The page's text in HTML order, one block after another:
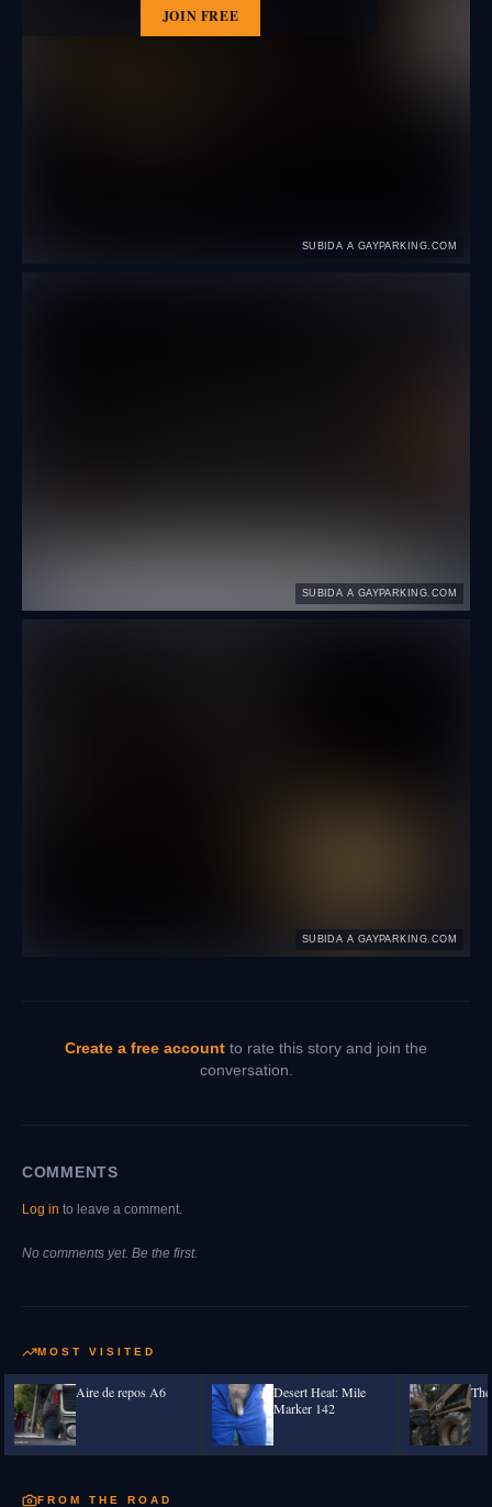
SUBIDA A GAYPARKING.COM
SUBIDA A GAYPARKING.COM
SUBIDA A GAYPARKING.COM
JOIN FREE
Create a free account to rate this story and join the
conversation.
COMMENTS
Log in to leave a comment.
No comments yet. Be the first.
MOST VISITED
Aire de repos A6
Desert Heat: Mile
Marker 142
FROM THE ROAD